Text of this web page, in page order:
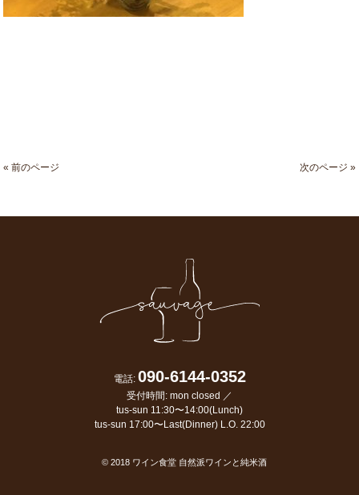
« 前のページ 次のページ »
電話: 090-6144-0352
受付時間: mon closed ／
tus-sun 11:30〜14:00(Lunch)
tus-sun 17:00〜Last(Dinner) L.O. 22:00
© 2018 ワイン食堂 自然派ワインと純米酒